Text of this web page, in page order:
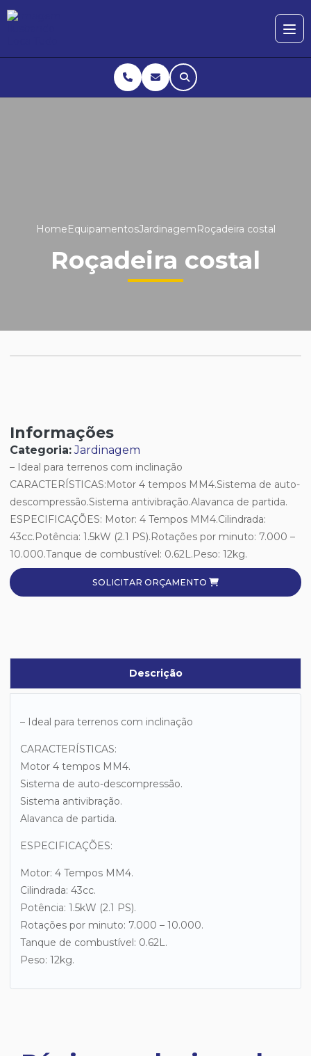
HomeEquipamentosJardinagemRoçadeira costal
Roçadeira costal
Informações
Categoria: Jardinagem
– Ideal para terrenos com inclinação
CARACTERÍSTICAS:Motor 4 tempos MM4.Sistema de auto-
descompressão.Sistema antivibração.Alavanca de partida.
ESPECIFICAÇÕES: Motor: 4 Tempos MM4.Cilindrada:
43cc.Potência: 1.5kW (2.1 PS).Rotações por minuto: 7.000 –
10.000.Tanque de combustível: 0.62L.Peso: 12kg.
SOLICITAR ORÇAMENTO
Descrição
– Ideal para terrenos com inclinação
CARACTERÍSTICAS:
Motor 4 tempos MM4.
Sistema de auto-descompressão.
Sistema antivibração.
Alavanca de partida.
ESPECIFICAÇÕES:
Motor: 4 Tempos MM4.
Cilindrada: 43cc.
Potência: 1.5kW (2.1 PS).
Rotações por minuto: 7.000 – 10.000.
Tanque de combustível: 0.62L.
Peso: 12kg.